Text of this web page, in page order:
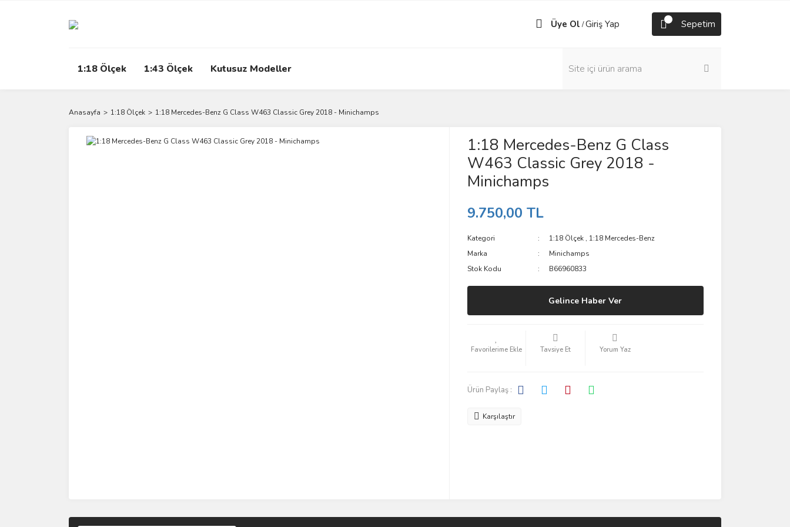
Üye Ol /Giriş Yap Sepetim
1:18 Ölçek 1:43 Ölçek Kutusuz Modeller
Anasayfa 1:18 Ölçek 1:18 Mercedes-Benz G Class W463 Classic Grey 2018 - Minichamps
1:18 Mercedes-Benz G Class
W463 Classic Grey 2018 -
Minichamps
9.750,00 TL
Kategori 1:18 Ölçek , 1:18 Mercedes-Benz
Marka
Minichamps
Stok Kodu
B66960833
Gelince Haber Ver
Tavsiye Et Yorum Yaz
Ürün Paylaş :
Karşılaştır